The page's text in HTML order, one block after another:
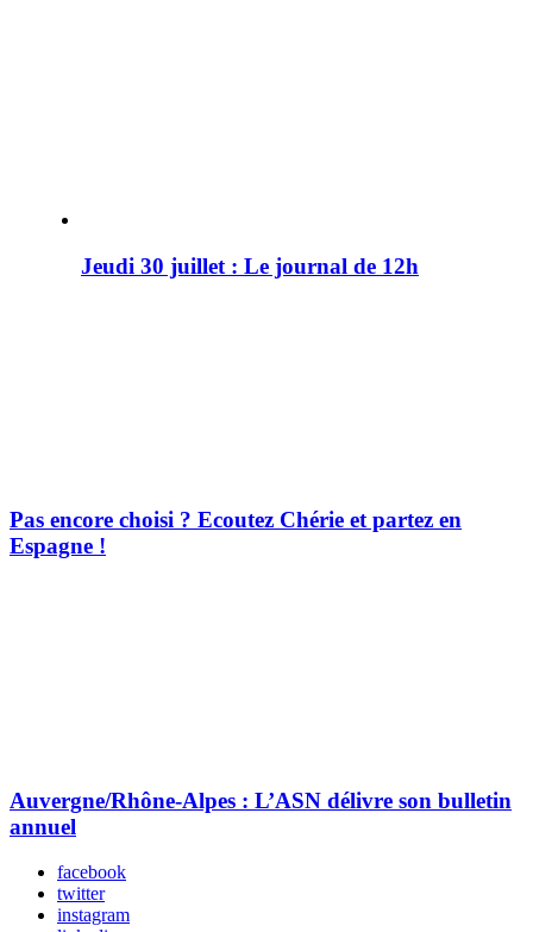
Jeudi 30 juillet : Le journal de 12h
Pas encore choisi ? Ecoutez Chérie et partez en
Espagne !
Auvergne/Rhône-Alpes : L’ASN délivre son bulletin
annuel
facebook
twitter
instagram